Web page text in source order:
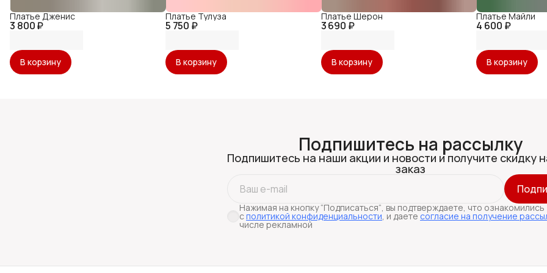
3 800 ₽
Платье Дженис
В корзину
5 750 ₽
Платье Тулуза
В корзину
3 690 ₽
Платье Шерон
В корзину
4 600 ₽
Платье Майли
В корзину
Подпишитесь на рассылку
Подпишитесь на наши акции и новости и получите скидку
заказ
Нажимая на кнопку “Подписаться“, вы подтверждаете, что ознакомились
сполитикой конфиденциальности, и даете согласие на получение
числе рекламной